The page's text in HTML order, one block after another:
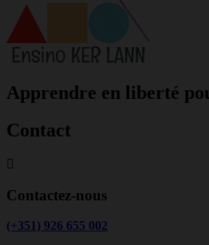
Apprendre en liberté
Contact
Contactez-nous
(+351) 926 655 002